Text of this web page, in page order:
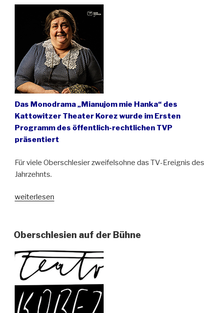
Das Monodrama „Mianujom mie Hanka“ des
Kattowitzer Theater Korez wurde im Ersten
Programm des öffentlich-rechtlichen TVP
präsentiert
Für viele Oberschlesier zweifelsohne das TV-Ereignis des
Jahrzehnts.
„Oberschlesisches
polnischen
weiterlesen
Oberschlesien auf der Bühne